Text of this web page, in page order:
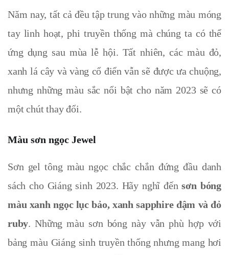
Năm nay, tất cả đều tập trung vào những màu móng
tay linh hoạt, phi truyền thống mà chúng ta có thể
ứng dụng sau mùa lễ hội. Tất nhiên, các màu đỏ,
xanh lá cây và vàng cổ điển vẫn sẽ được ưa chuộng,
nhưng những màu sắc nổi bật cho năm 2023 sẽ có
một chút thay đổi.
Màu sơn ngọc Jewel
Sơn gel tông màu ngọc chắc chắn đứng đầu danh
sách cho Giáng sinh 2023. Hãy nghĩ đếnsơn bóng
màu xanh ngọc lục bảo, xanh sapphire đậm và đỏ
ruby. Những màu sơn bóng này vẫn phù hợp với
bảng màu Giáng sinh truyền thống nhưng mang hơi